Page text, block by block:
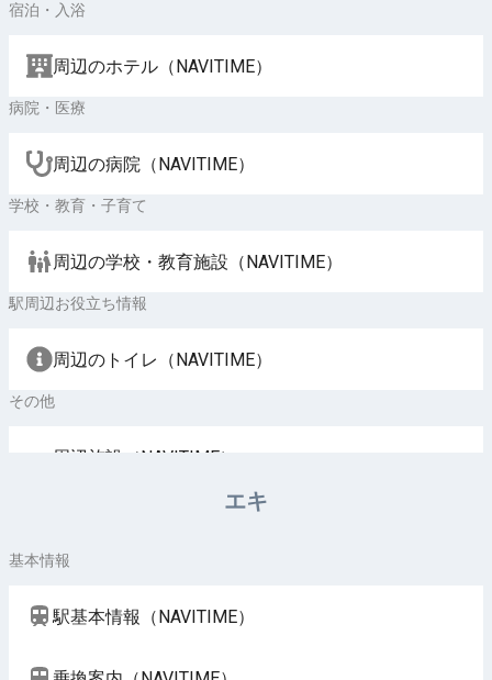
宿泊・入浴
周辺のホテル（NAVITIME）
病院・医療
周辺の病院（NAVITIME）
学校・教育・子育て
周辺の学校・教育施設（NAVITIME）
駅周辺お役立ち情報
周辺のトイレ（NAVITIME）
その他
周辺施設（NAVITIME）
エキ
基本情報
駅基本情報（NAVITIME）